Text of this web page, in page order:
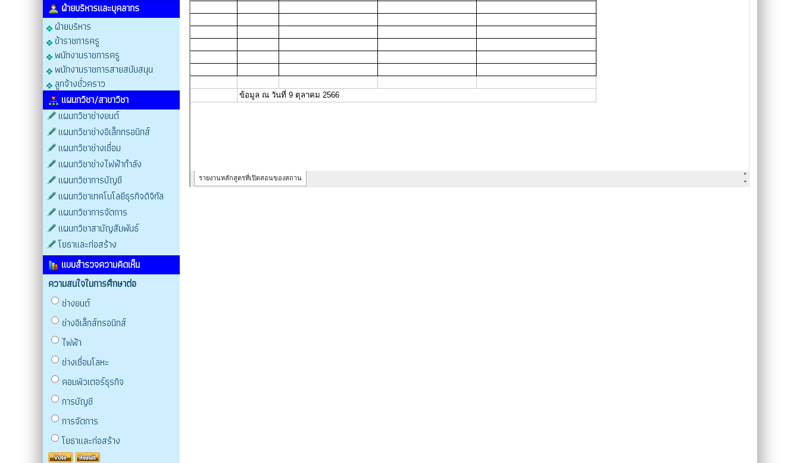
ฝ่ายบริหารและบุคลากร
ฝ่ายบริหาร
ข้าราชการครู
พนักงานราชการครู
พนักงานราชการสายสนับสนุน
ลูกจ้างชั่วคราว
แผนกวิชา/สาขาวิชา
แผนกวิชาช่างยนต์
แผนกวิชาช่างอิเล็กทรอนิกส์
แผนกวิชาช่างเชื่อม
แผนกวิชาช่างไฟฟ้ากำลัง
แผนกวิชาการบัญชี
แผนกวิชาเทคโนโลยีธุรกิจดิจิทัล
แผนกวิชาการจัดการ
แผนกวิชาสามัญสัมพันธ์
โยธาและก่อสร้าง
แบบสำรวจความคิดเห็น
ความสนใจในการศึกษาต่อ
ช่างยนต์
ช่างอิเล็กส์ทรอนิกส์
ไฟฟ้า
ช่างเชื่อมโลหะ
คอมพิวเตอร์ธุรกิจ
การบัญชี
การจัดการ
โยธาและก่อสร้าง